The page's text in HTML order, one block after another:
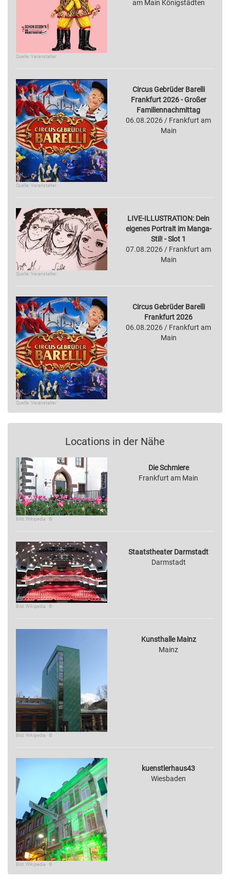
Quelle: Veranstalter
am Main Königstädten
Quelle: Veranstalter
Circus Gebrüder Barelli
Frankfurt 2026 - Großer
Familiennachmittag
06.08.2026 / Frankfurt am
Main
Quelle: Veranstalter
LIVE-ILLUSTRATION: Dein
eigenes Portrait im Manga-
Stil! - Slot 1
07.08.2026 / Frankfurt am
Main
Quelle: Veranstalter
Circus Gebrüder Barelli
Frankfurt 2026
06.08.2026 / Frankfurt am
Main
Locations in der Nähe
Bild: Wikipedia · ©
Die Schmiere
Frankfurt am Main
Bild: Wikipedia · ©
Staatstheater Darmstadt
Darmstadt
Bild: Wikipedia · ©
Kunsthalle Mainz
Mainz
Bild: Wikipedia · ©
kuenstlerhaus43
Wiesbaden